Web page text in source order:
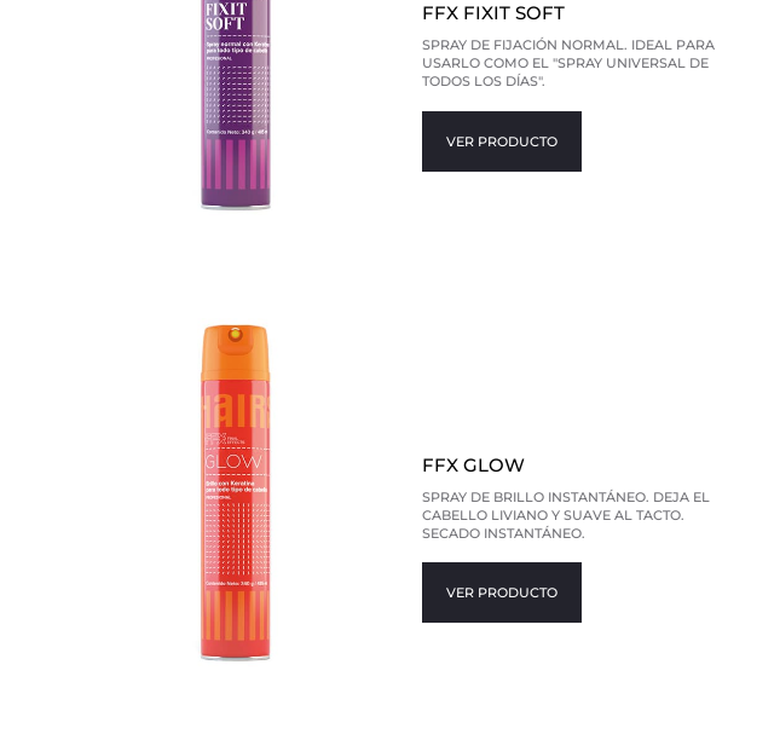
FFX FIXIT SOFT
SPRAY DE FIJACIÓN NORMAL. IDEAL PARA
USARLO COMO EL "SPRAY UNIVERSAL DE
TODOS LOS DÍAS".
VER PRODUCTO
FFX GLOW
SPRAY DE BRILLO INSTANTÁNEO. DEJA EL
CABELLO LIVIANO Y SUAVE AL TACTO.
SECADO INSTANTÁNEO.
VER PRODUCTO